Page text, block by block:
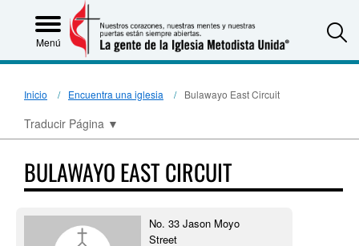
Menú
Inicio Encuentra una iglesia Bulawayo East Circuit
Traducir Página ▼
BULAWAYO EAST CIRCUIT
No. 33 Jason Moyo
Street